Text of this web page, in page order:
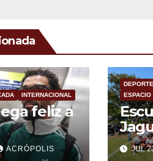
INTERNACIONAL
feliz a
ACRÓPOLIS
ESPACIO
JUL